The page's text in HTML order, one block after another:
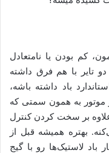
کم بودن یا نامتعادل
تایر با هم فرق داشته
باد داشته باشه،
موتور به همون سمتی که
بر سخت کردن کنترل
بهتره همیشه قبل از
لاستیک‌ها رو با گیج